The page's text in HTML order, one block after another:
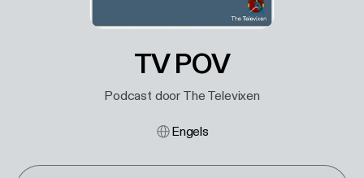
TV POV
Podcast door The Televixen
Engels